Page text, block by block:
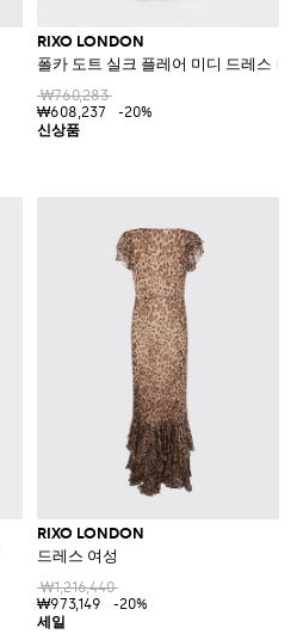
RIXO LONDON
폴카 도트 실크 플레어 미디 드레스 (
₩760,283
₩608,237
-20%
RIXO LONDON
드레스 여성
₩1,216,440
₩973,149
-20%